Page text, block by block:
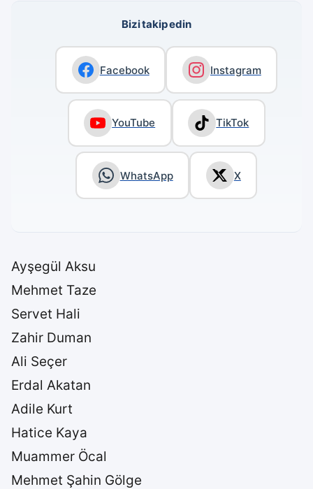
Bizi takip edin
Facebook Instagram
YouTube TikTok
WhatsApp X
Ayşegül Aksu
Mehmet Taze
Servet Hali
Zahir Duman
Ali Seçer
Erdal Akatan
Adile Kurt
Hatice Kaya
Muammer Öcal
Mehmet Şahin Gölge